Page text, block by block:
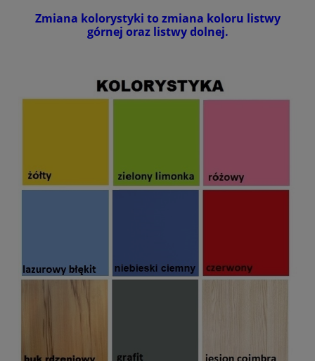
Zmiana kolorystyki to zmiana koloru listwy
górnej oraz listwy dolnej.